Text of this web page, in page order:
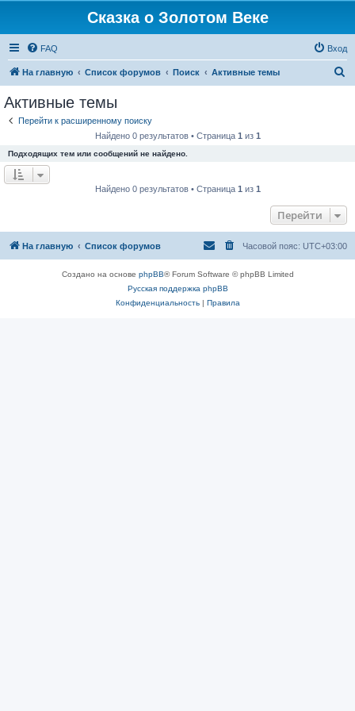
Сказка о Золотом Веке
FAQ Вход
На главную Список форумов Поиск Активные темы
Активные темы
Перейти к расширенному поиску
Найдено 0 результатов • Страница 1 из 1
Подходящих тем или сообщений не найдено.
Найдено 0 результатов • Страница 1 из 1
Перейти
На главную Список форумов Часовой пояс: UTC+03:00
Создано на основе phpBB® Forum Software © phpBB Limited
Русская поддержка phpBB
Конфиденциальность| Правила